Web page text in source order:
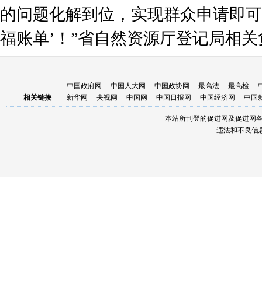
的问题化解到位，实现群众申请即
福账单’！”省自然资源厅登记局相
相关链接
中国政府网 中国人大网 中国政协网 最高法 最高检
新华网
央视网 中国网 中国日报网 中国经济网 中国
本站所刊登的促进网及促进网
违法和不良信